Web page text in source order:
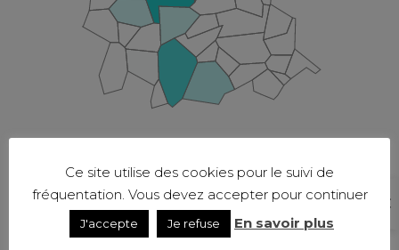
Ce site utilise des cookies pour le suivi de
fréquentation. Vous devez accepter pour continuer
J'accepte Je refuse En savoir plus